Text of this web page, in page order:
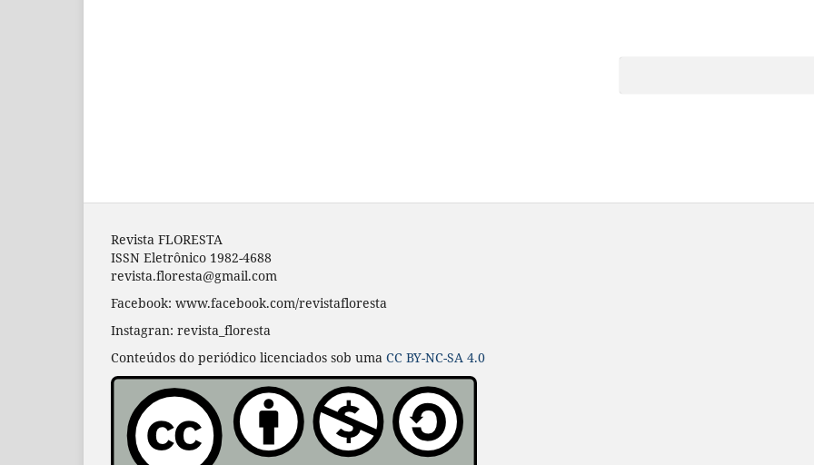
Revista FLORESTA
ISSN Eletrônico 1982-4688
revista.floresta@gmail.com
Facebook: www.facebook.com/revistafloresta
Instagran: revista_floresta
Conteúdos do periódico licenciados sob uma CC BY-NC-SA 4.0